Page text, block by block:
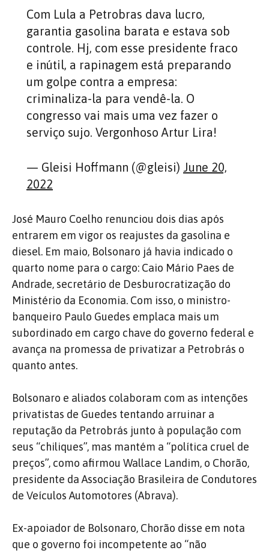
Com Lula a Petrobras dava lucro,
garantia gasolina barata e estava sob
controle. Hj, com esse presidente fraco
e inútil, a rapinagem está preparando
um golpe contra a empresa:
criminaliza-la para vendê-la. O
congresso vai mais uma vez fazer o
serviço sujo. Vergonhoso Artur Lira!
— Gleisi Hoffmann (@gleisi) June 20,
2022
José Mauro Coelho renunciou dois dias após
entrarem em vigor os reajustes da gasolina e
diesel. Em maio, Bolsonaro já havia indicado o
quarto nome para o cargo: Caio Mário Paes de
Andrade, secretário de Desburocratização do
Ministério da Economia. Com isso, o ministro-
banqueiro Paulo Guedes emplaca mais um
subordinado em cargo chave do governo federal e
avança na promessa de privatizar a Petrobrás o
quanto antes.
Bolsonaro e aliados colaboram com as intenções
privatistas de Guedes tentando arruinar a
reputação da Petrobrás junto à população com
seus “chiliques”, mas mantém a “política cruel de
preços”, como afirmou Wallace Landim, o Chorão,
presidente da Associação Brasileira de Condutores
de Veículos Automotores (Abrava).
Ex-apoiador de Bolsonaro, Chorão disse em nota
que o governo foi incompetente ao “não